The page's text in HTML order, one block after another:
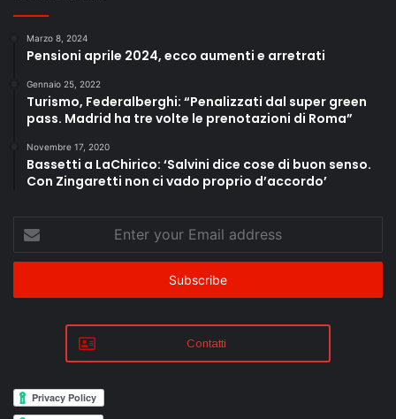
Marzo 8, 2024
Pensioni aprile 2024, ecco aumenti e arretrati
Gennaio 25, 2022
Turismo, Federalberghi: “Penalizzati dal super green
pass. Madrid ha tre volte le prenotazioni di Roma”
Novembre 17, 2020
Bassetti a LaChirico: ‘Salvini dice cose di buon senso.
Con Zingaretti non ci vado proprio d’accordo’
Enter
your
Email
Contatti